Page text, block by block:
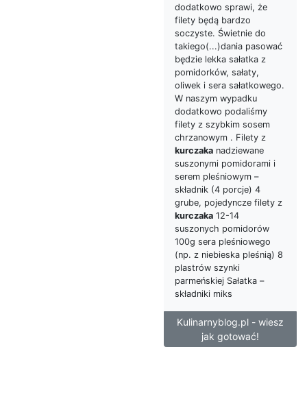
dodatkowo sprawi, że
filety będą bardzo
soczyste. Świetnie do
takiego(...)dania pasować
będzie lekka sałatka z
pomidorków, sałaty,
oliwek i sera sałatkowego.
W naszym wypadku
dodatkowo podaliśmy
filety z szybkim sosem
chrzanowym . Filety z
kurczaka nadziewane
suszonymi pomidorami i
serem pleśniowym –
składnik (4 porcje) 4
grube, pojedyncze filety z
kurczaka 12-14
suszonych pomidorów
100g sera pleśniowego
(np. z niebieska pleśnią) 8
plastrów szynki
parmeńskiej Sałatka –
składniki miks
Kulinarnyblog.pl - wiesz
jak gotować!